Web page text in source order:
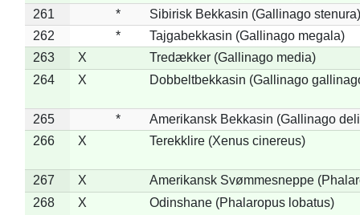
261
*
Sibirisk Bekkasin (Gallinago stenura)
262
*
Tajgabekkasin (Gallinago megala)
263
X
Tredækker (Gallinago media)
264
X Dobbeltbekkasin (Gallinago
265 *
Amerikansk Bekkasin (Gallinago
266
X Terekklire (Xenus cinereus)
267 X
Amerikansk Svømmesneppe
268
X Odinshane (Phalaropus lobatus)